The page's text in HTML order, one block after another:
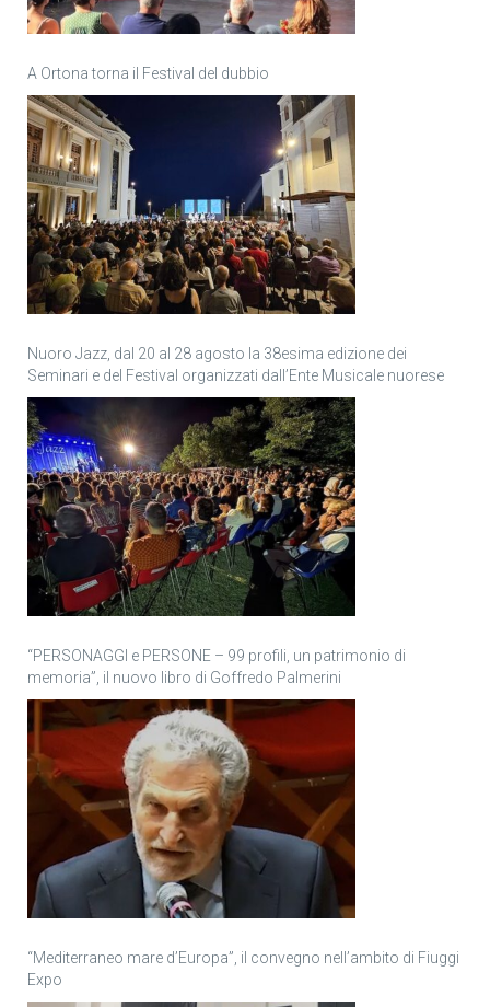
A Ortona torna il Festival del dubbio
Nuoro Jazz, dal 20 al 28 agosto la 38esima edizione dei
Seminari e del Festival organizzati dall’Ente Musicale nuorese
“PERSONAGGI e PERSONE – 99 profili, un patrimonio di
memoria”, il nuovo libro di Goffredo Palmerini
“Mediterraneo mare d’Europa”, il convegno nell’ambito di Fiuggi
Expo